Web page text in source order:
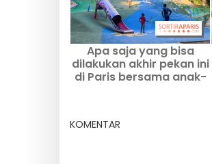
Apa saja yang bisa
dilakukan akhir pekan ini
di Paris bersama anak-
KOMENTAR